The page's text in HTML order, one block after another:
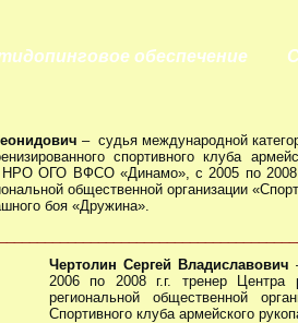
обеспечение
– судья международной
спортивного клуба
ОГО ВФСО «Динамо», с 2005 по 2008
общественной организации
боя «Дружина».
Чертолин Сергей Владиславович
2006 по 2008 г.г. тренер Центра
региональной общественной
Спортивного клуба армейского